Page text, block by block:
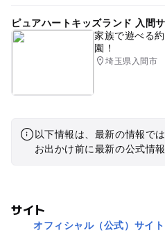
ピュアハートキッズランド 入間
家族で遊べる
園！
埼玉県入間市
以下情報は、最新の情報で
お出かけ前に最新の公式情
サイト
オフィシャル（公式）サイト